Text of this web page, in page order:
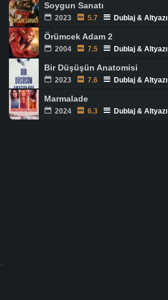
Soygun Sanatı
2023 5.7 Dublaj & Altyazı
Örümcek Adam 2
2004 7.5 Dublaj & Altyazı
Bir Düşüşün Anatomisi
2023 7.6 Dublaj & Altyazı
Marmalade
2024 6.3 Dublaj & Altyazı